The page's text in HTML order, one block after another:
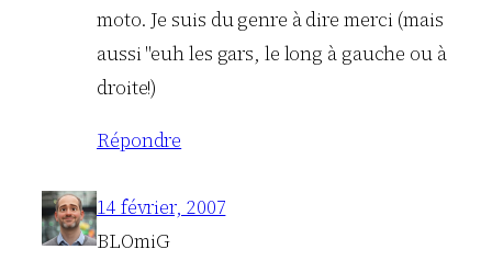
moto. Je suis du genre à dire merci (mais
aussi "euh les gars, le long à gauche ou à
droite!)
Répondre
14 février, 2007
BLOmiG